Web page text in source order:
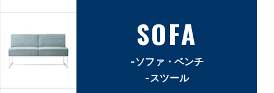
SOFA
-ソファ・ベンチ
-スツール